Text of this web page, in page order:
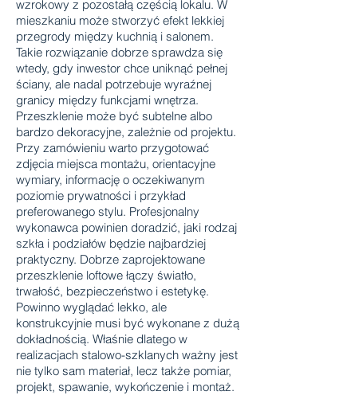
wzrokowy z pozostałą częścią lokalu. W
mieszkaniu może stworzyć efekt lekkiej
przegrody między kuchnią i salonem.
Takie rozwiązanie dobrze sprawdza się
wtedy, gdy inwestor chce uniknąć pełnej
ściany, ale nadal potrzebuje wyraźnej
granicy między funkcjami wnętrza.
Przeszklenie może być subtelne albo
bardzo dekoracyjne, zależnie od projektu.
Przy zamówieniu warto przygotować
zdjęcia miejsca montażu, orientacyjne
wymiary, informację o oczekiwanym
poziomie prywatności i przykład
preferowanego stylu. Profesjonalny
wykonawca powinien doradzić, jaki rodzaj
szkła i podziałów będzie najbardziej
praktyczny. Dobrze zaprojektowane
przeszklenie loftowe łączy światło,
trwałość, bezpieczeństwo i estetykę.
Powinno wyglądać lekko, ale
konstrukcyjnie musi być wykonane z dużą
dokładnością. Właśnie dlatego w
realizacjach stalowo-szklanych ważny jest
nie tylko sam materiał, lecz także pomiar,
projekt, spawanie, wykończenie i montaż.